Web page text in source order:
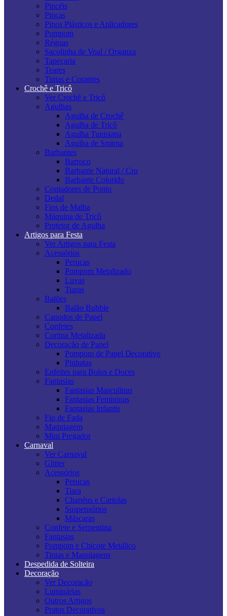
Pincéis
Pinças
Pinos Plásticos e Aplicadores
Pompom
Réguas
Sacolinha de Voal / Organza
Tapeçaria
Teares
Tintas e Corantes
Crochê e Tricô
Ver Crochê e Tricô
Agulhas
Agulha de Crochê
Agulha de Tricô
Agulha Tunisiana
Agulha de Smirna
Barbantes
Barroco
Barbante Natural / Cru
Barbante Colorido
Contadores de Ponto
Dedal
Fios de Malha
Máquina de Tricô
Protetor de Agulha
Artigos para Festa
Ver Artigos para Festa
Acessórios
Perucas
Pompom Metalizado
Luvas
Tiaras
Balões
Balão Bubble
Canudos de Papel
Confetes
Cortina Metalizada
Decoração de Papel
Pompom de Papel Decorativo
Pinhatas
Enfeites para Bolos e Doces
Fantasias
Fantasias Masculinas
Fantasias Femininas
Fantasias Infantis
Fio de Fada
Maquiagem
Mini Pregador
Carnaval
Ver Carnaval
Glitter
Acessórios
Perucas
Tiara
Chapéus e Cartolas
Suspensórios
Máscaras
Confete e Serpentina
Fantasias
Pompom e Chicote Metálico
Tintas e Maquiagens
Despedida de Solteira
Decoração
Ver Decoração
Luminárias
Outros Artigos
Pratos Decorativos